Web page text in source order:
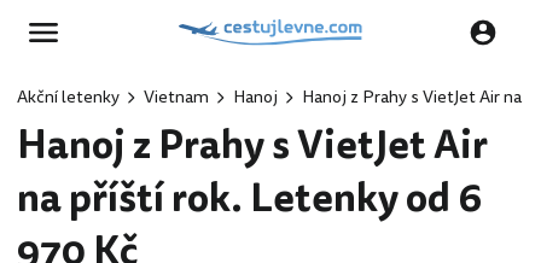
Akční letenky Vietnam Hanoj Hanoj z Prahy s VietJet Air na
Hanoj z Prahy s VietJet Air
na příští rok. Letenky od 6